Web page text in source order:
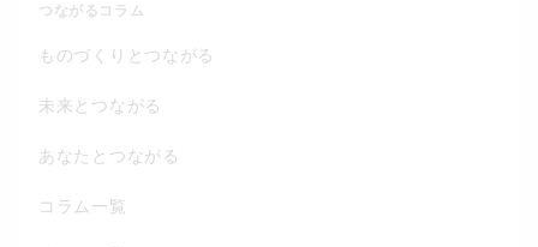
つながるコラム
ものづくりとつながる
未来とつながる
あなたとつながる
コラム一覧